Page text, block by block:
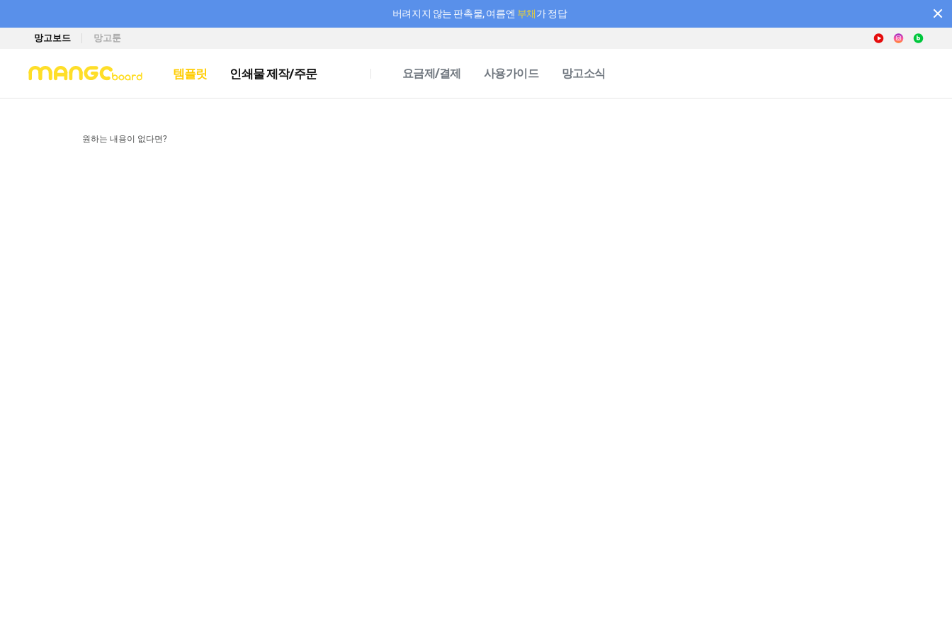
버려지지 않는 판촉물, 여름엔 부채가 정답
망고보드 망고툰
템플릿 인쇄물 제작/주문 요금제/결제 사용가이드 망고소식
원하는 내용이 없다면?